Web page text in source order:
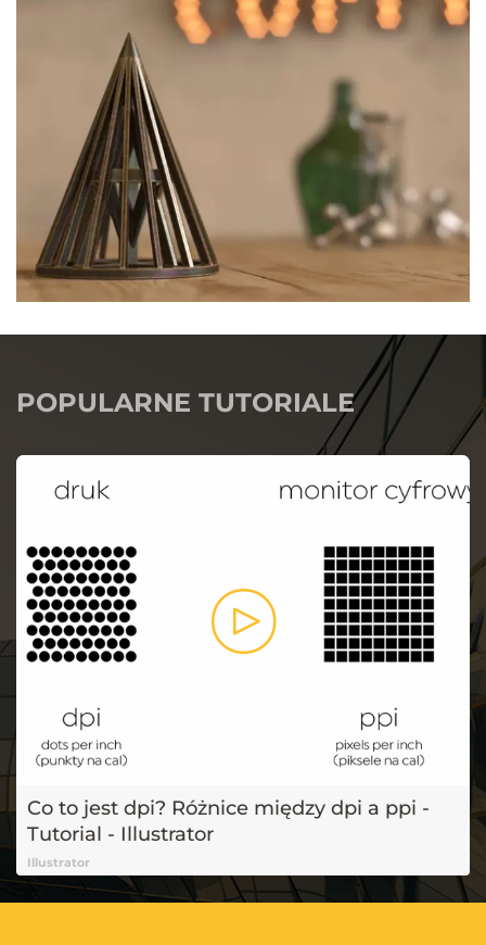
POPULARNE TUTORIALE
Co to jest dpi? Różnice między dpi a ppi -
Tutorial - Illustrator
Illustrator